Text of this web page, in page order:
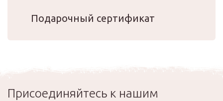
Подарочный сертификат
Присоединяйтесь к нашим